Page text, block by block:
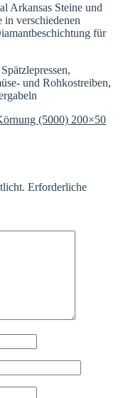
Arkansas Steine und
verschiedenen
für
und Rohkostreiben,
(5000) 200×50
Erforderliche